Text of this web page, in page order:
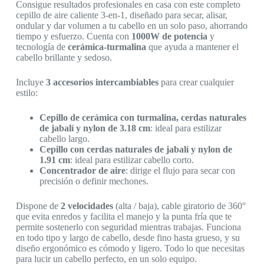
Consigue resultados profesionales en casa con este completo
cepillo de aire caliente 3‑en‑1, diseñado para secar, alisar,
ondular y dar volumen a tu cabello en un solo paso, ahorrando
tiempo y esfuerzo. Cuenta con 1000W de potencia y
tecnología de cerámica-turmalina que ayuda a mantener el
cabello brillante y sedoso.
Incluye 3 accesorios intercambiablespara crear cualquier
estilo:
Cepillo de cerámica con turmalina, cerdas naturales
de jabalí y nylon de 3.18 cm: ideal para estilizar
cabello largo.
Cepillo con cerdas naturales de jabalí y nylon de
1.91 cm: ideal para estilizar cabello corto.
Concentrador de aire: dirige el flujo para secar con
precisión o definir mechones.
Dispone de 2 velocidades(alta / baja), cable giratorio de 360°
que evita enredos y facilita el manejo y la punta fría que te
permite sostenerlo con seguridad mientras trabajas. Funciona
en todo tipo y largo de cabello, desde fino hasta grueso, y su
diseño ergonómico es cómodo y ligero. Todo lo que necesitas
para lucir un cabello perfecto, en un solo equipo.